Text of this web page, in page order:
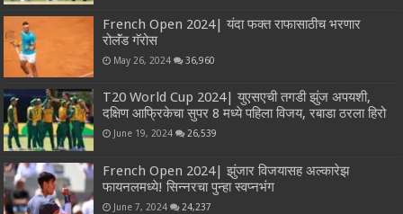
French Open 2024| यंदा फक्त राफासाठीच भरणार
रोलॅंड गॅरोस
May 26, 2024 36,960
T20 World Cup 2024| युएसएची तगडी झुंज अपयशी,
दक्षिण आफ्रिकेचा सुपर 8 मध्ये पहिला विजय, रबाडा ठरला हिरो
June 19, 2024 26,539
French Open 2024| झुंजार विजयासह अल्कारेझ
फायनलमध्ये! सिन्नरचा पुन्हा स्वप्नभंग
June 7, 2024 24,237